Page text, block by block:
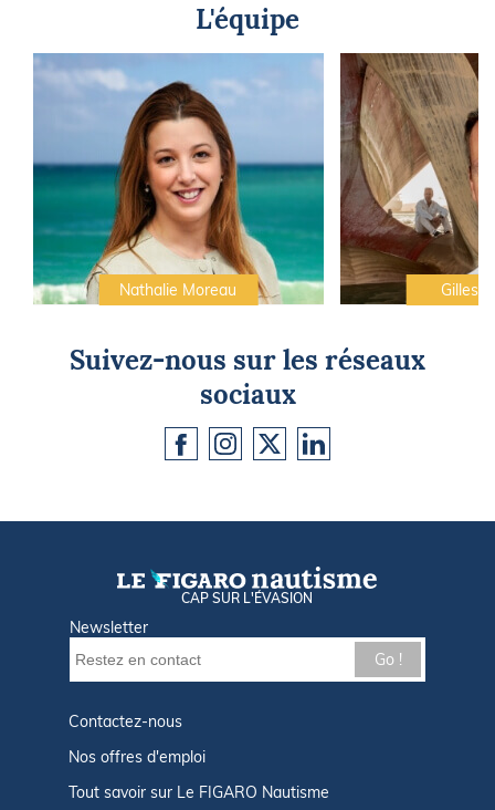
L'équipe
Nathalie Moreau Gilles
Suivez-nous sur les réseaux
sociaux
CAP SUR L'ÉVASION
Newsletter
Go !
Contactez-nous
Nos offres d'emploi
Tout savoir sur Le FIGARO Nautisme